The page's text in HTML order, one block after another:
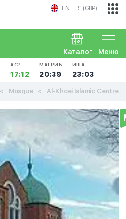
EN £ (GBP)
Меню
Каталог
АСР
17:12
МАГРИБ
20:39
ИША
23:03
Mosque Al-Khoei Islamic Centre